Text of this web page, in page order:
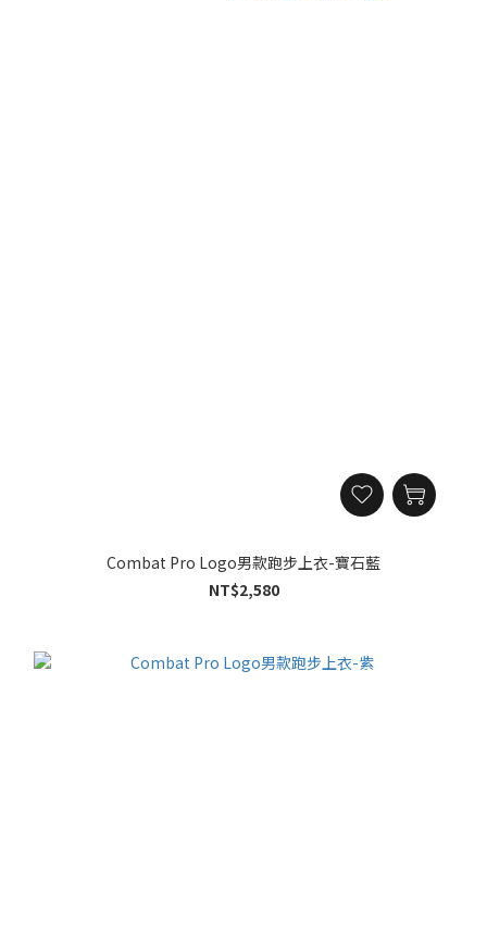
Combat Pro Logo男款跑步上衣-寶石藍
NT$2,580